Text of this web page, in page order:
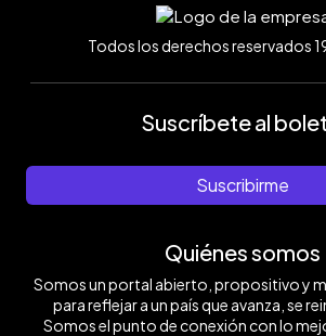
Todos los derechos reservados
Suscríbete al
Suscribirme
Quiénes somos
Somos un portal abierto, propositivo y
para reflejar a un país que avanza, se
Somos el punto de conexión con lo